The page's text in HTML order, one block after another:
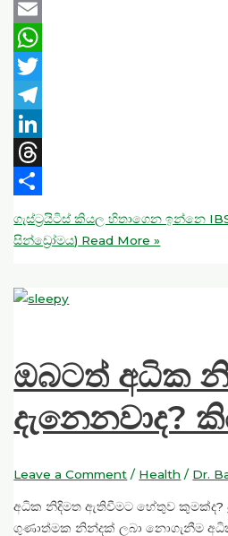
Facebook
Email
WhatsApp
Twitter
Telegram
LinkedIn
Threads
Share
ගැස්ට්‍රයිටිස් කියල හිතාගෙන ඉන්නෙ
සින්ඩ්‍රෝමය) Read More »
ඔබටත් අධික
දැනෙනවාද?
Leave a Comment / Health / Dr.
අධික නිදිමත ඇතිවීමට හේතුව කුමක්ද?
ගුණාත්මක නින්දක් ලබා නොගැනීම